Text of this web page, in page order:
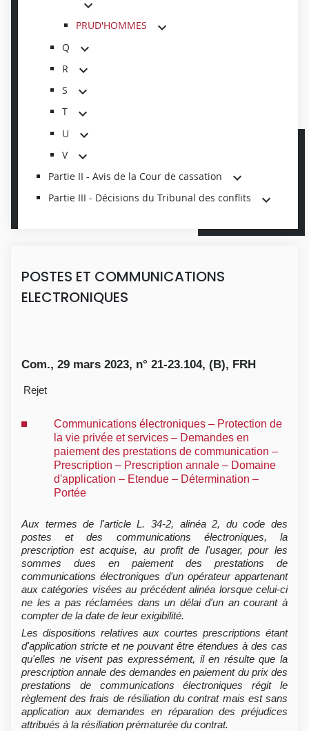
PRUD'HOMMES
Q
R
S
T
U
V
Partie II - Avis de la Cour de cassation
Partie III - Décisions du Tribunal des conflits
POSTES ET COMMUNICATIONS
ELECTRONIQUES
Com., 29 mars 2023, n° 21-23.104, (B), FRH
Rejet
Communications électroniques – Protection de
la vie privée et services – Demandes en
paiement des prestations de communication –
Prescription – Prescription annale – Domaine
d'application – Etendue – Détermination –
Portée
Aux termes de l'article L. 34-2, alinéa 2, du code des
postes et des communications électroniques, la
prescription est acquise, au profit de l'usager, pour les
sommes dues en paiement des prestations de
communications électroniques d'un opérateur appartenant
aux catégories visées au précédent alinéa lorsque celui-ci
ne les a pas réclamées dans un délai d'un an courant à
compter de la date de leur exigibilité.
Les dispositions relatives aux courtes prescriptions étant
d'application stricte et ne pouvant être étendues à des cas
qu'elles ne visent pas expressément, il en résulte que la
prescription annale des demandes en paiement du prix des
prestations de communications électroniques régit le
règlement des frais de résiliation du contrat mais est sans
application aux demandes en réparation des préjudices
attribués à la résiliation prématurée du contrat.